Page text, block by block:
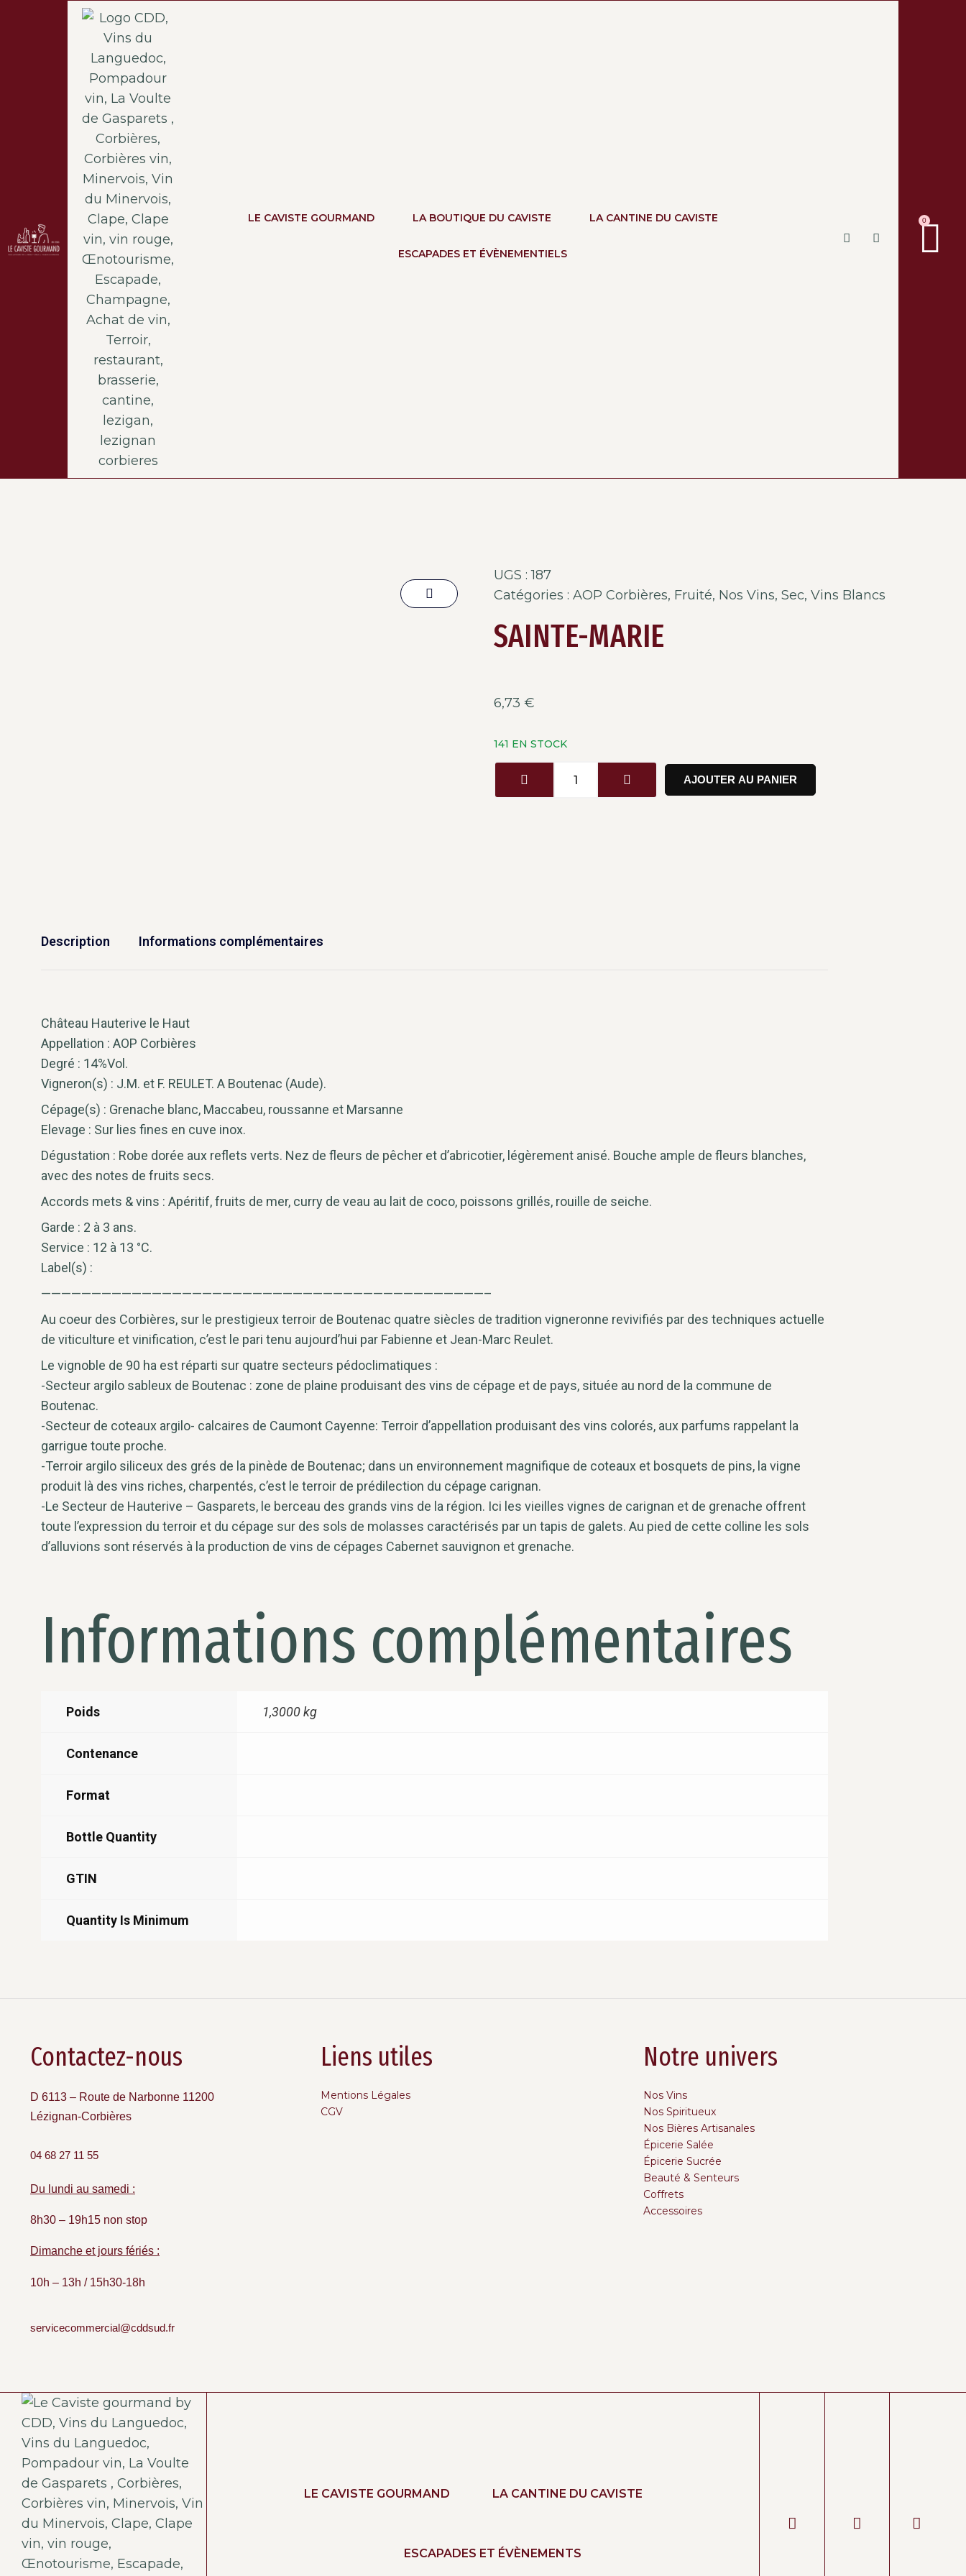
LE CAVISTE GOURMAND LA BOUTIQUE DU CAVISTE LA CANTINE DU CAVISTE
ESCAPADES ET ÉVÈNEMENTIELS
0
UGS :187
Catégories : AOP Corbières, Fruité, Nos Vins, Sec, Vins Blancs
SAINTE-MARIE
6,73 €
141 EN STOCK
AJOUTER AU PANIER
Description Informations complémentaires
Château Hauterive le Haut
Appellation : AOP Corbières
Degré : 14%Vol.
Vigneron(s) : J.M. et F. REULET. A Boutenac (Aude).
Cépage(s) : Grenache blanc, Maccabeu, roussanne et Marsanne
Elevage : Sur lies fines en cuve inox.
Dégustation : Robe dorée aux reflets verts. Nez de fleurs de pêcher et d’abricotier, légèrement anisé. Bouche ample de fleurs blanches,
avec des notes de fruits secs.
Accords mets & vins : Apéritif, fruits de mer, curry de veau au lait de coco, poissons grillés, rouille de seiche.
Garde : 2 à 3 ans.
Service : 12 à 13 °C.
Label(s) :
————————————————————————————————————————————–
Au coeur des Corbières, sur le prestigieux terroir de Boutenac quatre siècles de tradition vigneronne revivifiés par des techniques actuelle
de viticulture et vinification, c’est le pari tenu aujourd’hui par Fabienne et Jean-Marc Reulet.
Le vignoble de 90 ha est réparti sur quatre secteurs pédoclimatiques :
-Secteur argilo sableux de Boutenac : zone de plaine produisant des vins de cépage et de pays, située au nord de la commune de
Boutenac.
-Secteur de coteaux argilo- calcaires de Caumont Cayenne: Terroir d’appellation produisant des vins colorés, aux parfums rappelant la
garrigue toute proche.
-Terroir argilo siliceux des grés de la pinède de Boutenac; dans un environnement magnifique de coteaux et bosquets de pins, la vigne
produit là des vins riches, charpentés, c’est le terroir de prédilection du cépage carignan.
-Le Secteur de Hauterive – Gasparets, le berceau des grands vins de la région. Ici les vieilles vignes de carignan et de grenache offrent
toute l’expression du terroir et du cépage sur des sols de molasses caractérisés par un tapis de galets. Au pied de cette colline les sols
d’alluvions sont réservés à la production de vins de cépages Cabernet sauvignon et grenache.
Informations complémentaires
Poids 1,3000 kg
Contenance
Format
Bottle Quantity
GTIN
Quantity Is Minimum
Contactez-nous
D 6113 – Route de Narbonne 11200
Lézignan-Corbières
04 68 27 11 55
Du lundi au samedi :
8h30 – 19h15 non stop
Dimanche et jours fériés :
10h – 13h / 15h30-18h
servicecommercial@cddsud.fr
Liens utiles
Mentions Légales
CGV
Notre univers
Nos Vins
Nos Spiritueux
Nos Bières Artisanales
Épicerie Salée
Épicerie Sucrée
Beauté & Senteurs
Coffrets
Accessoires
LE CAVISTE GOURMAND LA CANTINE DU CAVISTE
ESCAPADES ET ÉVÈNEMENTS